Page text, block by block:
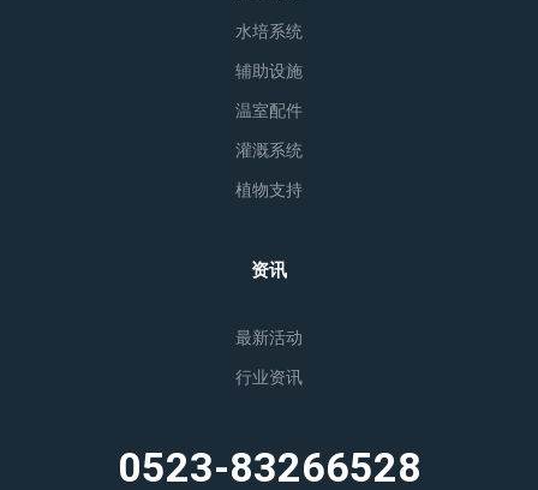
水培系统
辅助设施
温室配件
灌溉系统
植物支持
资讯
最新活动
行业资讯
0523-83266528